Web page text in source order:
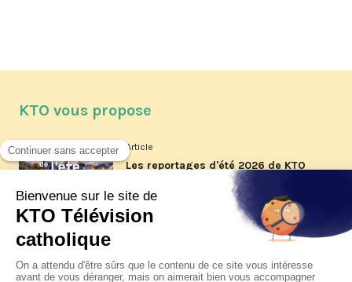
KTO vous propose
Article
Les reportages d'été 2026 de KTO
Article
La visite pastorale du pape Léon
jeudi 6 août